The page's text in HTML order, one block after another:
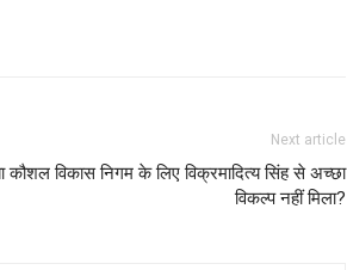
Next article
कौशल विकास निगम के लिए विक्रमादित्य सिंह से अच्छा
विकल्प नहीं मिला?